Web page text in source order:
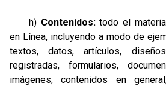
h) Contenidos:todo el
en Línea, incluyendo a modo de
textos, datos, artículos,
registradas, formularios,
imágenes, contenidos en